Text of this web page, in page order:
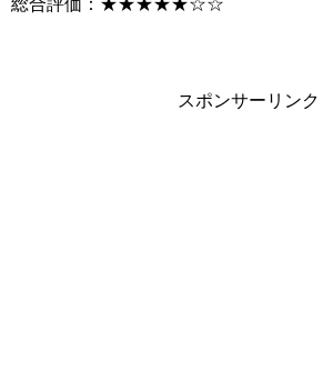
総合評価：★★★★★☆☆
スポンサーリンク